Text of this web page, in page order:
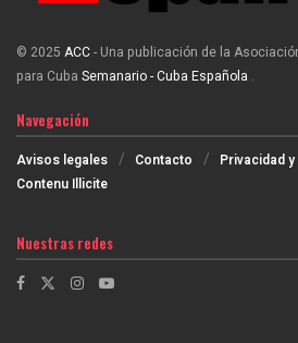
© 2025 ACC- Una publicación de la
para Cuba Semanario - Cuba Española .
Navegación
Avisos legales Contacto
Privacidad
Contenu Illicite
Nuestras redes